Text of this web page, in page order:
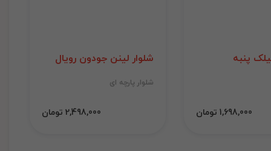
پنبه
1,698,000 تومان
شلوار لینن جودون رویال
شلوار پارچه ای
2,498,000 تومان